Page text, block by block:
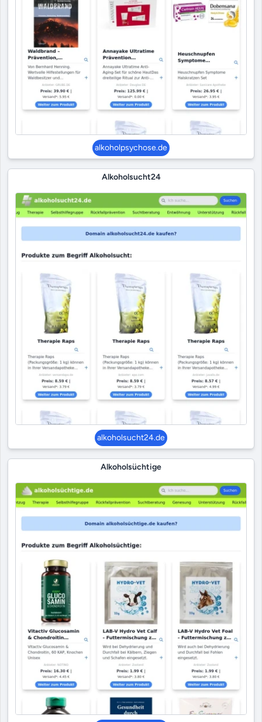
alkoholpsychose.de
Alkoholsucht24
alkoholsucht24.de
Alkoholsüchtige